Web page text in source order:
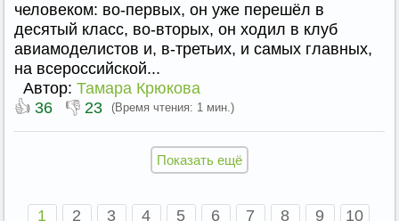
человеком: во-первых, он уже перешёл в
десятый класс, во-вторых, он ходил в клуб
авиамоделистов и, в-третьих, и самых главных,
на всероссийской...
Автор: Тамара Крюкова
👍 36 👎 23 (Время чтения: 1 мин.)
Показать ещё
1 2 3 4 5 6 7 8 9
10